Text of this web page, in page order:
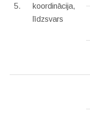
5.
koordinācija,
līdzsvars